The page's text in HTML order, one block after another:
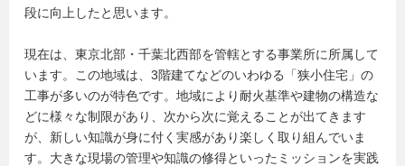
段に向上したと思います。
現在は、東京北部・千葉北西部を管轄とする事業所に所属して
います。この地域は、3階建てなどのいわゆる「狭小住宅」の
工事が多いのが特色です。地域により耐火基準や建物の構造な
どに様々な制限があり、次から次に覚えることが出てきます
が、新しい知識が身に付く実感があり楽しく取り組んでいま
す。大きな現場の管理や知識の修得といったミッションを実践